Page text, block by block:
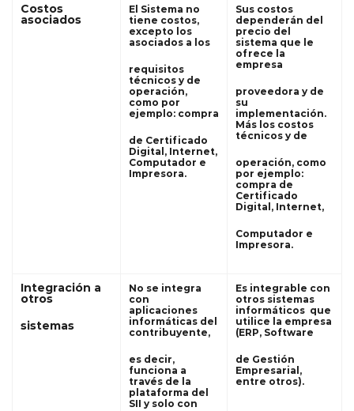
Costos
asociados
El Sistema no
tiene costos,
excepto los
asociados a los
requisitos
técnicos y de
operación,
como por
ejemplo: compra
de Certificado
Digital, Internet,
Computador e
Impresora.
Sus costos
dependerán del
precio del
sistema que le
ofrece la
empresa
proveedora y de
su
implementación.
Más los costos
técnicos y de
operación, como
por ejemplo:
compra de
Certificado
Digital, Internet,
Computador e
Impresora.
Integración a
otros
sistemas
No se integra
con
aplicaciones
informáticas del
contribuyente,
es decir,
funciona a
través de la
plataforma del
SII y solo con
Es integrable con
otros sistemas
informáticos que
utilice la empresa
(ERP, Software
de Gestión
Empresarial,
entre otros).